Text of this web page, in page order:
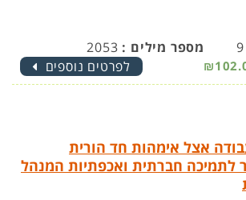
9 מספר מילים : 2053
לפרטים נוספים
אצל אימהות חד הורית
לתמיכה חברתית ואכפתיות המנהל